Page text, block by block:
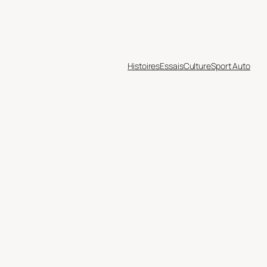
HistoiresEssaisCultureSport Auto